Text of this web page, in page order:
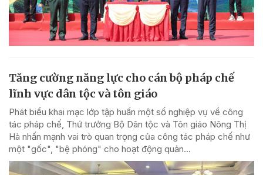
Tăng cường năng lực cho cán bộ pháp chế
lĩnh vực dân tộc và tôn giáo
Phát biểu khai mạc lớp tập huấn một số nghiệp vụ về công
tác pháp chế, Thứ trưởng Bộ Dân tộc và Tôn giáo Nông Thị
Hà nhấn mạnh vai trò quan trọng của công tác pháp chế như
một "gốc", "bệ phóng" cho hoạt động quản...